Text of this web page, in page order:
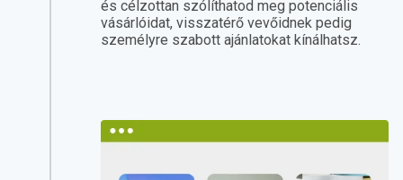
és célzottan szólíthatod meg potenciális
vásárlóidat, visszatérő vevőidnek pedig
személyre szabott ajánlatokat kínálhatsz.